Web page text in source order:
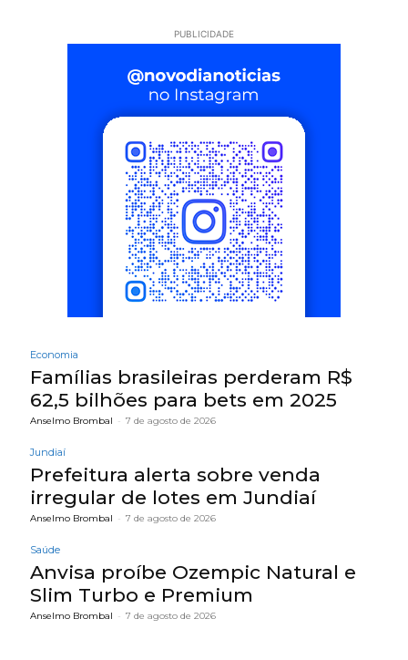
PUBLICIDADE
Economia
Famílias brasileiras perderam R$
62,5 bilhões para bets em 2025
Anselmo Brombal - 7 de agosto de 2026
Jundiaí
Prefeitura alerta sobre venda
irregular de lotes em Jundiaí
Anselmo Brombal - 7 de agosto de 2026
Saúde
Anvisa proíbe Ozempic Natural e
Slim Turbo e Premium
Anselmo Brombal - 7 de agosto de 2026